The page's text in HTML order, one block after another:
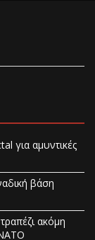
για αμυντικές
βάση
ακόμη